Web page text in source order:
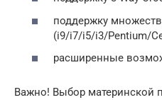
поддержку
(i9/i7/i5/i3/Pentium/
расширенные
Важно! Выбор материнской